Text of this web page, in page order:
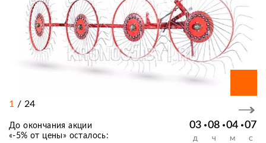
1 / 24
До окончания акции
«-5% от цены» осталось:
03 08 04 07
Д Ч М С